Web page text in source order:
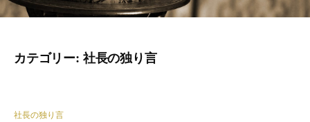
カテゴリー: 社長の独り言
社長の独り言